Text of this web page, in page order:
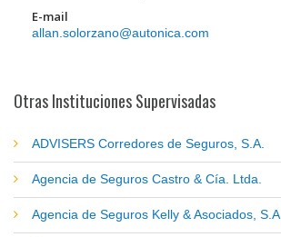
E-mail
allan.solorzano@autonica.com
Otras Instituciones Supervisadas
ADVISERS Corredores de Seguros, S.A.
Agencia de Seguros Castro & Cía. Ltda.
Agencia de Seguros Kelly & Asociados, S.A.